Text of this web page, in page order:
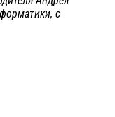
с